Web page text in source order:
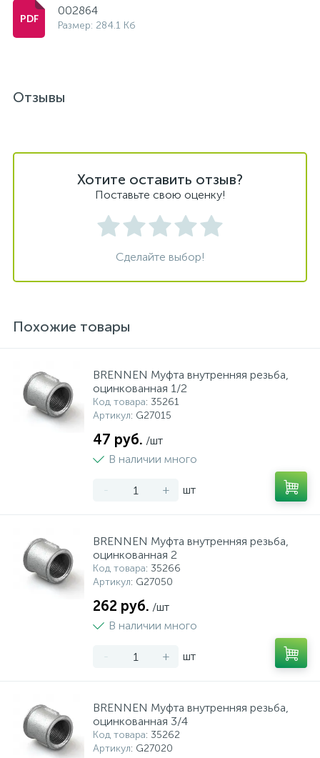
002864
Размер: 284.1 Кб
Отзывы
Хотите оставить отзыв?
Поставьте свою оценку!
Сделайте выбор!
Похожие товары
BRENNEN Муфта внутренняя резьба,
оцинкованная 1/2
Код товара: 35261
Артикул: G27015
47 руб. /шт
В наличии много
- + шт
BRENNEN Муфта внутренняя резьба,
оцинкованная 2
Код товара: 35266
Артикул: G27050
262 руб. /шт
В наличии много
- + шт
BRENNEN Муфта внутренняя резьба,
оцинкованная 3/4
Код товара: 35262
Артикул: G27020